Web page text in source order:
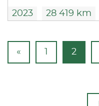
2023 28 419 km
« 2